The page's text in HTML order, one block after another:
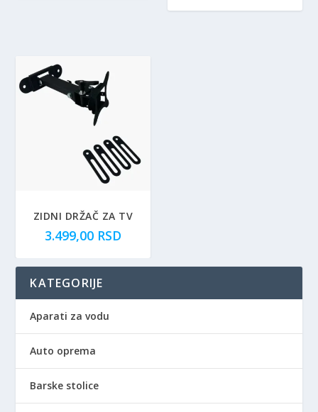
ZIDNI DRŽAČ ZA TV
3.499,00 RSD
KATEGORIJE
Aparati za vodu
Auto oprema
Barske stolice